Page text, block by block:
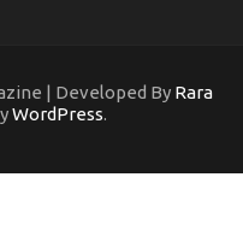
| Developed By Rara
WordPress.